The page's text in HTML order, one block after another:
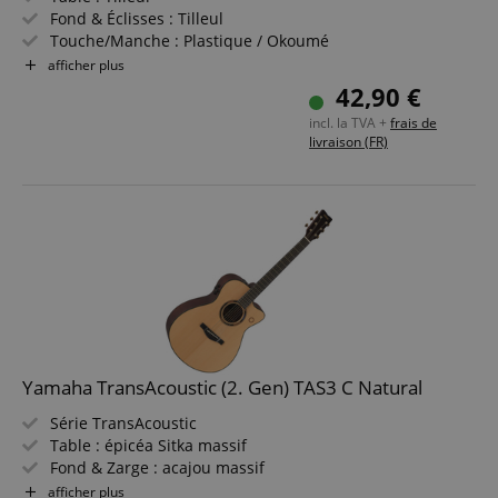
Fond & Éclisses : Tilleul
Touche/Manche : Plastique / Okoumé
Couleur & Finition : Noir, Satiné
Corps Concert Compact Pour Une Prise En Main
afficher plus
42,90 €
incl. la TVA + frais de
livraison (FR)
Yamaha TransAcoustic (2. Gen) TAS3 C Natural
Série TransAcoustic
Table : épicéa Sitka massif
Fond & Zarge : acajou massif
Touche / Manche : ébène / acajou
afficher plus
fonctionnalités de base du site Web telles que la
connexion des utilisateurs et la gestion des
comptes. Le site Web ne peut pas être utilisé
correctement sans les cookies strictement
Fournisseur /
Domaine
sid_key
Politique de confidentialité de
Google